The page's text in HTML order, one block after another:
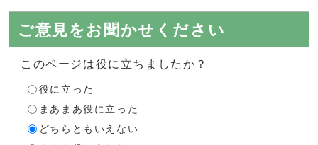
ご意見をお聞かせください
このページは役に立ちましたか？
役に立った
まあまあ役に立った
どちらともいえない